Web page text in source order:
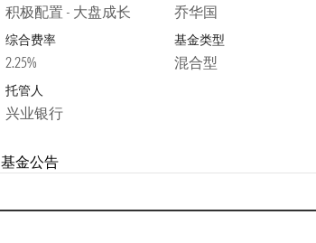
积极配置 - 大盘成长 乔华国
综合费率
2.25%
基金类型
混合型
托管人
兴业银行
基金公告